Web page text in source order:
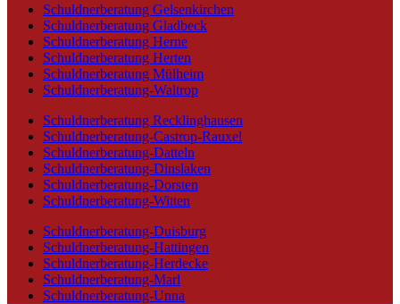
Schuldnerberatung Gelsenkirchen
Schuldnerberatung Gladbeck
Schuldnerberatung Herne
Schuldnerberatung Herten
Schuldnerberatung Mülheim
Schuldnerberatung-Waltrop
Schuldnerberatung Recklinghausen
Schuldnerberatung-Castrop-Rauxel
Schuldnerberatung-Datteln
Schuldnerberatung-Dinslaken
Schuldnerberatung-Dorsten
Schuldnerberatung-Witten
Schuldnerberatung-Duisburg
Schuldnerberatung-Hattingen
Schuldnerberatung-Herdecke
Schuldnerberatung-Marl
Schuldnerberatung-Unna